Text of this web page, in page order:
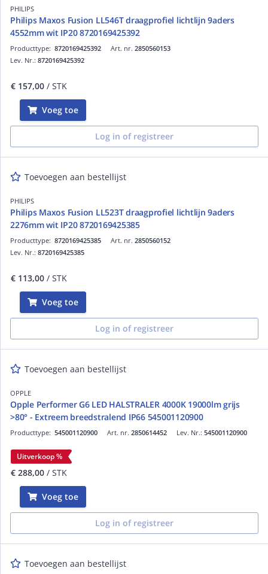
PHILIPS
Philips Maxos Fusion LL546T draagprofiel lichtlijn 9aders
4552mm wit IP20 8720169425392
Art. nr. 2850560153
Producttype: 8720169425392
Lev. Nr.: 8720169425392
€ 157,00 / STK
Voeg toe
Log in of registreer
Toevoegen aan bestellijst
PHILIPS
Philips Maxos Fusion LL523T draagprofiel lichtlijn 9aders
2276mm wit IP20 8720169425385
Art. nr. 2850560152
Producttype: 8720169425385
Lev. Nr.: 8720169425385
€ 113,00 / STK
Voeg toe
Log in of registreer
Toevoegen aan bestellijst
OPPLE
Opple Performer G6 LED HALSTRALER 4000K 19000lm grijs
>80° - Extreem breedstralend IP66 545001120900
Art. nr. 2850614452
Producttype: 545001120900 Lev. Nr.: 545001120900
Uitverkoop %
€ 288,00 / STK
Voeg toe
Log in of registreer
Toevoegen aan bestellijst